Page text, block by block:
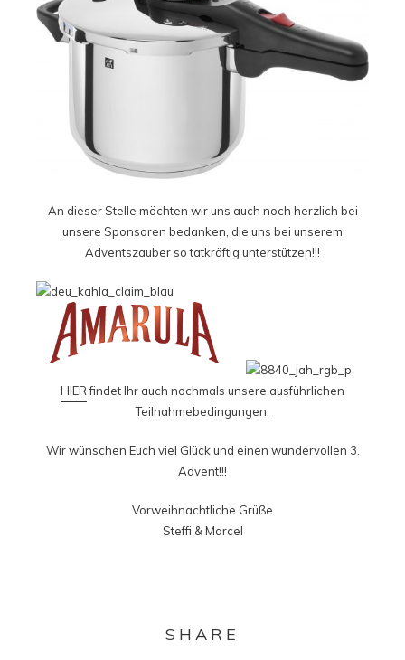
An dieser Stelle möchten wir uns auch noch herzlich bei
unsere Sponsoren bedanken, die uns bei unserem
Adventszauber so tatkräftig unterstützen!!!
HIERfindet Ihr auch nochmals unsere ausführlichen
Teilnahmebedingungen.
Wir wünschen Euch viel Glück und einen wundervollen 3.
Advent!!!
Vorweihnachtliche Grüße
Steffi & Marcel
SHARE